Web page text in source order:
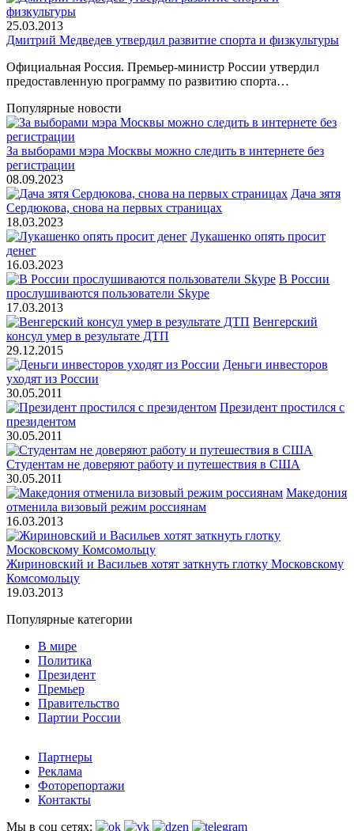
25.03.2013
Дмитрий Медведев утвердил развитие спорта и физкультуры
Официальная Россия. Премьер-министр России утвердил
предоставленную программу по развитию спорта…
Популярные новости
За выборами мэра Москвы можно следить в интернете без
регистрации
08.09.2023
Дача зятя
Сердюкова, снова на первых страницах
18.03.2023
Лукашенко опять просит
денег
16.03.2023
В России
прослушиваются пользователи Skype
17.03.2013
Венгерский
консул умер в результате ДТП
29.12.2015
Деньги инвесторов
уходят из России
30.05.2011
Президент простился с
президентом
30.05.2011
Студентам не доверяют работу и путешествия в США
30.05.2011
Македония
отменила визовый режим россиянам
16.03.2013
Жириновский и Васильев хотят заткнуть глотку Московскому
Комсомольцу
19.03.2013
Популярные категории
В мире
Политика
Президент
Премьер
Правительство
Партии России
Партнеры
Реклама
Фоторепортажи
Контакты
Мы в соц сетях: